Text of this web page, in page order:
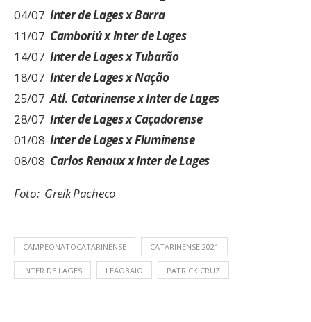
04/07 Inter de Lages x Barra
11/07 Camboriú x Inter de Lages
14/07 Inter de Lages x Tubarão
18/07 Inter de Lages x Nação
25/07Atl. Catarinense x Inter de Lages
28/07 Inter de Lages x Caçadorense
01/08 Inter de Lages x Fluminense
08/08 Carlos Renaux x Inter de Lages
Foto: Greik Pacheco
CAMPEONATOCATARINENSE CATARINENSE 2021
INTER DE LAGES LEAOBAIO PATRICK CRUZ